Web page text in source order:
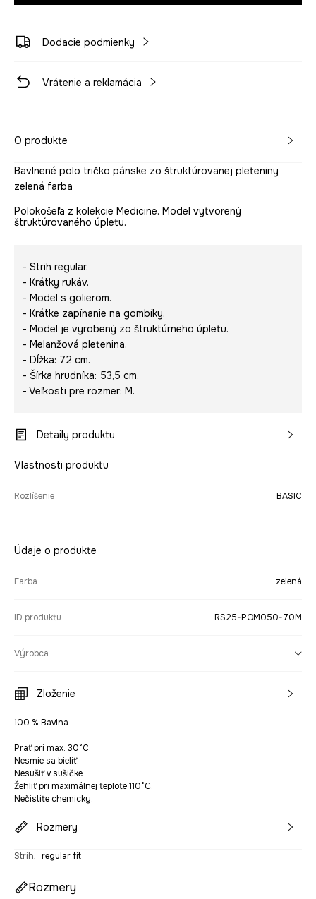
Dodacie podmienky
Vrátenie a reklamácia
O produkte
Bavlnené polo tričko pánske zo štruktúrovanej pleteniny
zelená farba
Polokošeľa z kolekcie Medicine. Model vytvorený
štruktúrovaného úpletu.
- Strih regular.
- Krátky rukáv.
- Model s golierom.
- Krátke zapínanie na gombíky.
- Model je vyrobený zo štruktúrneho úpletu.
- Melanžová pletenina.
- Dĺžka: 72 cm.
- Šírka hrudníka: 53,5 cm.
- Veľkosti pre rozmer: M.
Detaily produktu
Vlastnosti produktu
Rozlíšenie BASIC
Údaje o produkte
Farba zelená
ID produktu RS25-POM050-70M
Výrobca
Zloženie
100 % Bavlna
Prať pri max. 30°C.
Nesmie sa bieliť.
Nesušiť v sušičke.
Žehliť pri maximálnej teplote 110°C.
Nečistite chemicky.
Rozmery
Strih: regular fit
Rozmery